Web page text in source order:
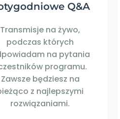
Q&A
Transmisje na żywo,
podczas których
na pytania
programu.
Zawsze będziesz na
z najlepszymi
rozwiązaniami.